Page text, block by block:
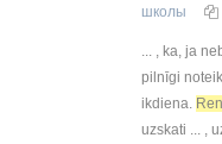
школы
... , ka, ja
pilnīgi
ikdiena.
uzskati ... ,